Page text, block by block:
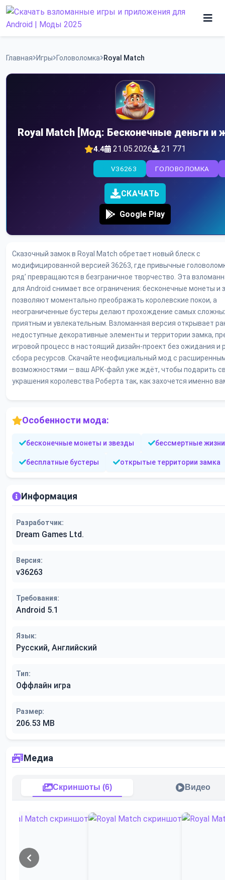
Skip
Программы
Главная Игры Головоломка Royal Match
Royal Match [Мод: Бесконечные деньги и
4.4 21.05.2026 21 771
ГОЛОВОЛОМКА
V36263
СКАЧАТЬ
Google Play
Сказочный замок в Royal Match обретает новый блеск с
модифицированной версией 36263, где привычные
ряд’ превращаются в безграничное творчество. Эта
для Android снимает все ограничения: бесконечные монеты и
позволяют моментально преображать королевские покои, а
неограниченные бустеры делают прохождение самых
приятным и увлекательным. Взломанная версия открывает
недоступные декоративные элементы и территории замка,
игровой процесс в настоящий дизайн-проект без ожидания и
сбора ресурсов. Скачайте неофициальный мод с
возможностями — ваш APK-файл уже ждёт, чтобы подарить
украшения королевства Роберта так, как захочется именно
Особенности мода:
бесконечные монеты и звезды бессмертные жизни
бесплатные бустеры открытые территории замка
Информация
Разработчик:
Dream Games Ltd.
Версия:
v36263
Требования:
Android 5.1
Язык:
Русский, Английский
Тип:
Оффлайн игра
Размер:
206.53 MB
Медиа
Скриншоты (6) Видео